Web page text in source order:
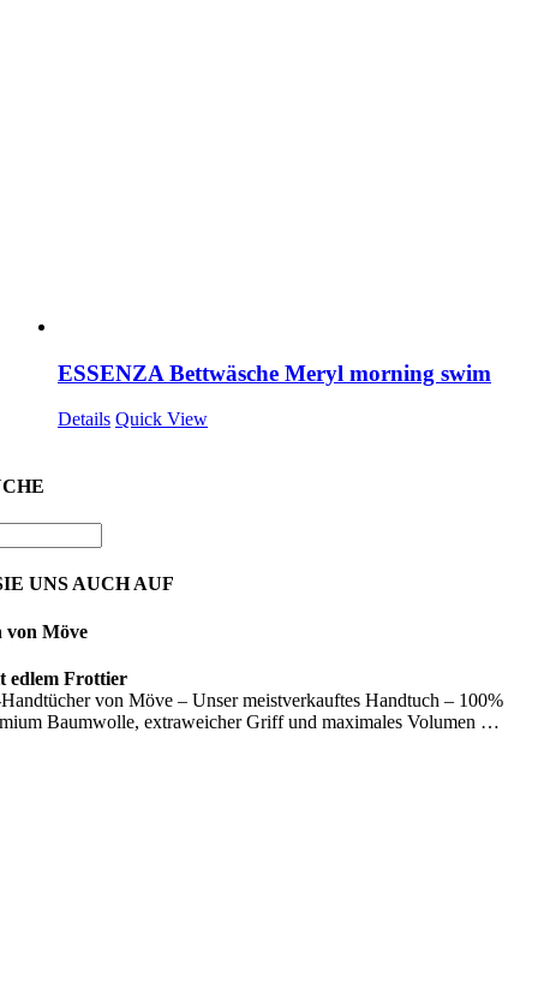
ESSENZA Bettwäsche Meryl morning swim
Details Quick View
UNS AUCH AUF
von Möve
edlem Frottier
von Möve – Unser meistverkauftes Handtuch – 100%
Baumwolle, extraweicher Griff und maximales Volumen …